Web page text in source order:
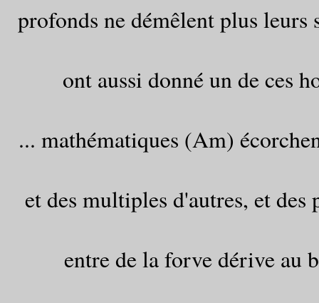
profonds ne démêlent plus leurs
ont aussi donné un de ces
... mathématiques (Am)
et des multiples d'autres, et
entre de la forve dérive au